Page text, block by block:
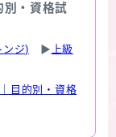
別・資格試
ンジ) ▶ 上級
目的別・資格